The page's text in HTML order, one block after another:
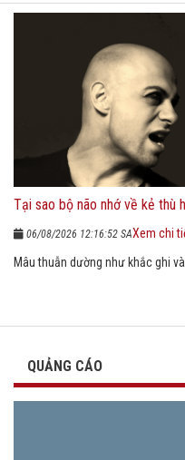
Tại sao bộ não nhớ về kẻ thù
06/08/2026 12:16:52 SA
Mâu thuẫn dường như khắc ghi
Xem chi
QUẢNG CÁO